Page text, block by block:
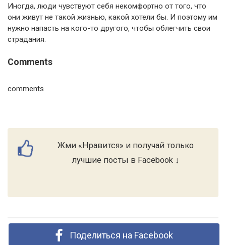
Иногда, люди чувствуют себя некомфортно от того, что
они живут не такой жизнью, какой хотели бы. И поэтому им
нужно напасть на кого-то другого, чтобы облегчить свои
страдания.
Comments
comments
Жми «Нравится» и получай только
лучшие посты в Facebook ↓
Поделиться на Facebook